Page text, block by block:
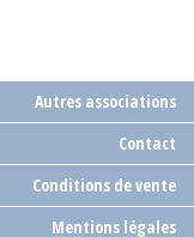
Autres associations
Contact
Conditions de vente
Mentions légales